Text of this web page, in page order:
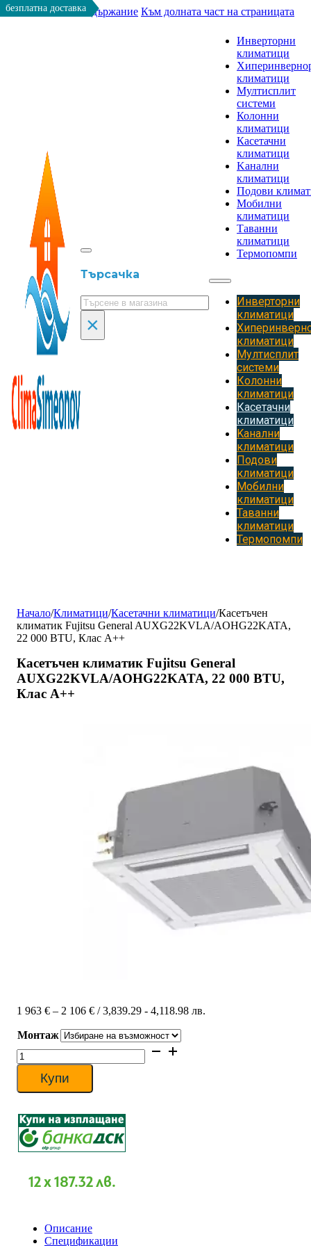
Към основното съдържание Към долната част на страницата
Търсачка
Търсене
×
Инверторни
климатици
климатици
Мултисплит
системи
Колонни
климатици
Касетачни
климатици
Kанални
климатици
Подови
Мобилни
климатици
Таванни
климатици
Термопомпи
Инверторни
климатици
климатици
Мултисплит
системи
Колонни
климатици
Касетачни
климатици
Kанални
климатици
Подови
климатици
Мобилни
климатици
Таванни
климатици
Термопомпи
Начало/Климатици/Касетачни климатици/Касетъчен
климатик Fujitsu General AUXG22KVLA/AOHG22KATA,
22 000 BTU, Клас А++
Касетъчен климатик Fujitsu General
AUXG22KVLA/AOHG22KATA, 22 000 BTU,
Клас А++
безплатна доставка
1 963 € – 2 106 €Price
1
963 €
/ 3,839.29 - 4,118.98 лв.
Монтаж
количество
за
Касетъчен
климатик
AUXG22KVLA/AOHG22KATA,
22
000
А++
Купи
12 x 187.32 лв.
Описание
Спецификации